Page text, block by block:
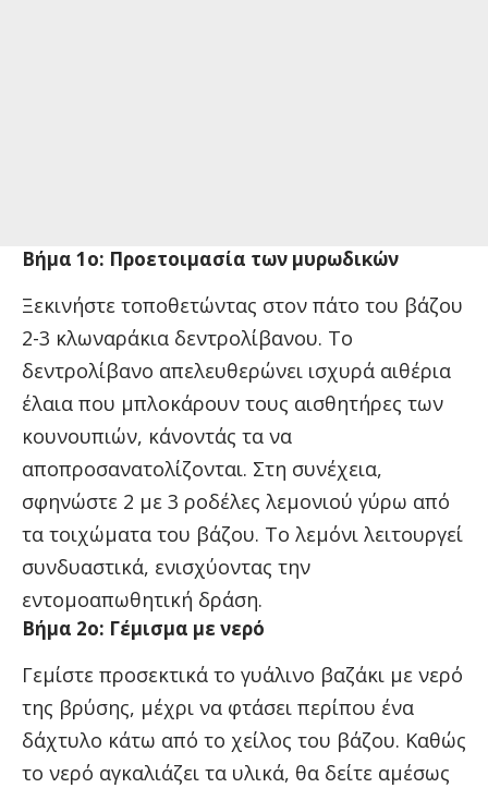
Βήμα 1ο: Προετοιμασία των μυρωδικών
Ξεκινήστε τοποθετώντας στον πάτο του βάζου
2-3 κλωναράκια δεντρολίβανου. Το
δεντρολίβανο απελευθερώνει ισχυρά αιθέρια
έλαια που μπλοκάρουν τους αισθητήρες των
κουνουπιών, κάνοντάς τα να
αποπροσανατολίζονται. Στη συνέχεια,
σφηνώστε 2 με 3 ροδέλες λεμονιού γύρω από
τα τοιχώματα του βάζου. Το λεμόνι λειτουργεί
συνδυαστικά, ενισχύοντας την
εντομοαπωθητική δράση.
Βήμα 2ο: Γέμισμα με νερό
Γεμίστε προσεκτικά το γυάλινο βαζάκι με νερό
της βρύσης, μέχρι να φτάσει περίπου ένα
δάχτυλο κάτω από το χείλος του βάζου. Καθώς
το νερό αγκαλιάζει τα υλικά, θα δείτε αμέσως